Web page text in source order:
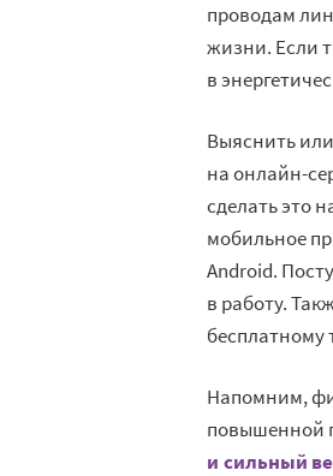
проводам
жизни. Если
в
Выяснить
на онлайн-
сделать это
мобильное
Android.
в работу.
бесплатному
Напомним,
повышенной
и сильный